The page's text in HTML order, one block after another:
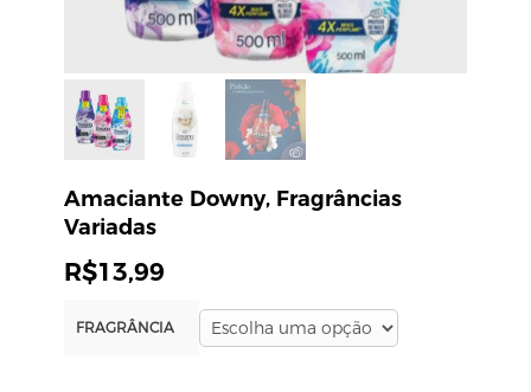
Amaciante Downy, Fragrâncias
Variadas
R$13,99
FRAGRÂNCIA